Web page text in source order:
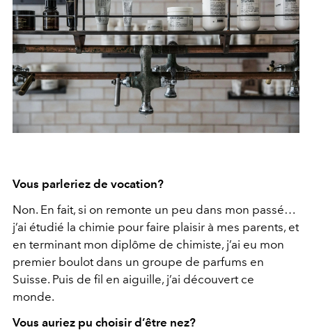
Vous parleriez de vocation?
Non. En fait, si on remonte un peu dans mon passé…
j’ai étudié la chimie pour faire plaisir à mes parents, et
en terminant mon diplôme de chimiste, j’ai eu mon
premier boulot dans un groupe de parfums en
Suisse. Puis de fil en aiguille, j’ai découvert ce
monde.
Vous auriez pu choisir d’être nez?